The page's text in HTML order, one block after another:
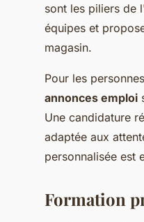
sont les piliers de
équipes et
magasin.
Pour les
annonces emploi
Une candidature
adaptée aux
personnalisée est
Formation